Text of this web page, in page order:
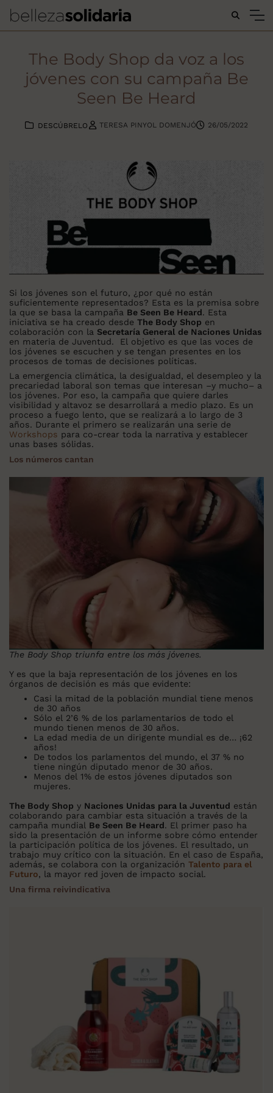
Buscar...
The Body Shop da voz a los
jóvenes con su campaña Be
Seen Be Heard
DESCÚBRELO TERESA PINYOL DOMENJÓ 26/05/2022
Si los jóvenes son el futuro, ¿por qué no están
suficientemente representados? Esta es la premisa sobre
la que se basa la campaña Be Seen Be Heard. Esta
iniciativa se ha creado desde The Body Shop en
colaboración con la Secretaría General de Naciones Unidas
en materia de Juventud. El objetivo es que las voces de
los jóvenes se escuchen y se tengan presentes en los
procesos de tomas de decisiones políticas.
La emergencia climática, la desigualdad, el desempleo y la
precariedad laboral son temas que interesan –y mucho– a
los jóvenes. Por eso, la campaña que quiere darles
visibilidad y altavoz se desarrollará a medio plazo. Es un
proceso a fuego lento, que se realizará a lo largo de 3
años. Durante el primero se realizarán una serie de
Workshops para co-crear toda la narrativa y establecer
unas bases sólidas.
Los números cantan
The Body Shop triunfa entre los más jóvenes.
Y es que la baja representación de los jóvenes en los
órganos de decisión es más que evidente:
Casi la mitad de la población mundial tiene menos
de 30 años
Sólo el 2’6 % de los parlamentarios de todo el
mundo tienen menos de 30 años.
La edad media de un dirigente mundial es de… ¡62
años!
De todos los parlamentos del mundo, el 37 % no
tiene ningún diputado menor de 30 años.
Menos del 1% de estos jóvenes diputados son
mujeres.
The Body Shop y Naciones Unidas para la Juventud están
colaborando para cambiar esta situación a través de la
campaña mundial Be Seen Be Heard. El primer paso ha
sido la presentación de un informe sobre cómo entender
la participación política de los jóvenes. El resultado, un
trabajo muy crítico con la situación. En el caso de España,
además, se colabora con la organización Talento para el
Futuro, la mayor red joven de impacto social.
Una firma reivindicativa